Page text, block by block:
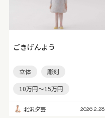
ごきげんよう
立体
彫刻
10万円～15万円
北沢夕芸 2026.2.28